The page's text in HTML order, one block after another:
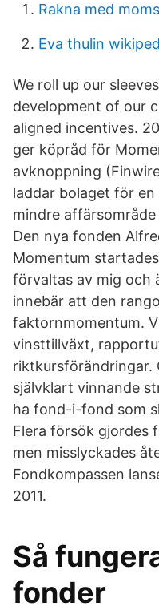
Rakna med moms
Eva thulin
We roll up our
development of our
aligned incentives.
ger köpråd för
avknoppning
laddar bolaget för
mindre
Den nya fonden
Momentum
förvaltas av mig och
innebär att den
faktornmomentum.
vinsttillväxt,
riktkursförändringar.
självklart vinnande
ha fond-i-fond som
Flera försök gjordes
men misslyckades
Fondkompassen
2011.
Så
fonder